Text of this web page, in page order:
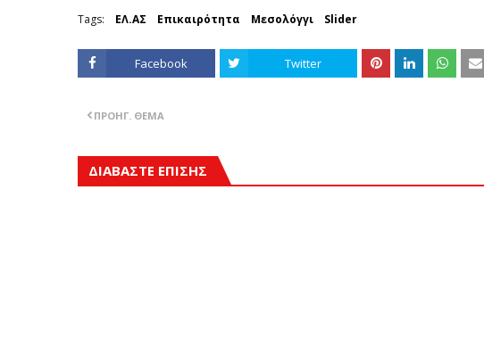
Tags: ΕΛ.ΑΣ Επικαιρότητα Μεσολόγγι Slider
Facebook Twitter
ΠΡΟΗΓ. ΘΈΜΑ
ΔΙΑΒΑΣΤΕ ΕΠΙΣΗΣ